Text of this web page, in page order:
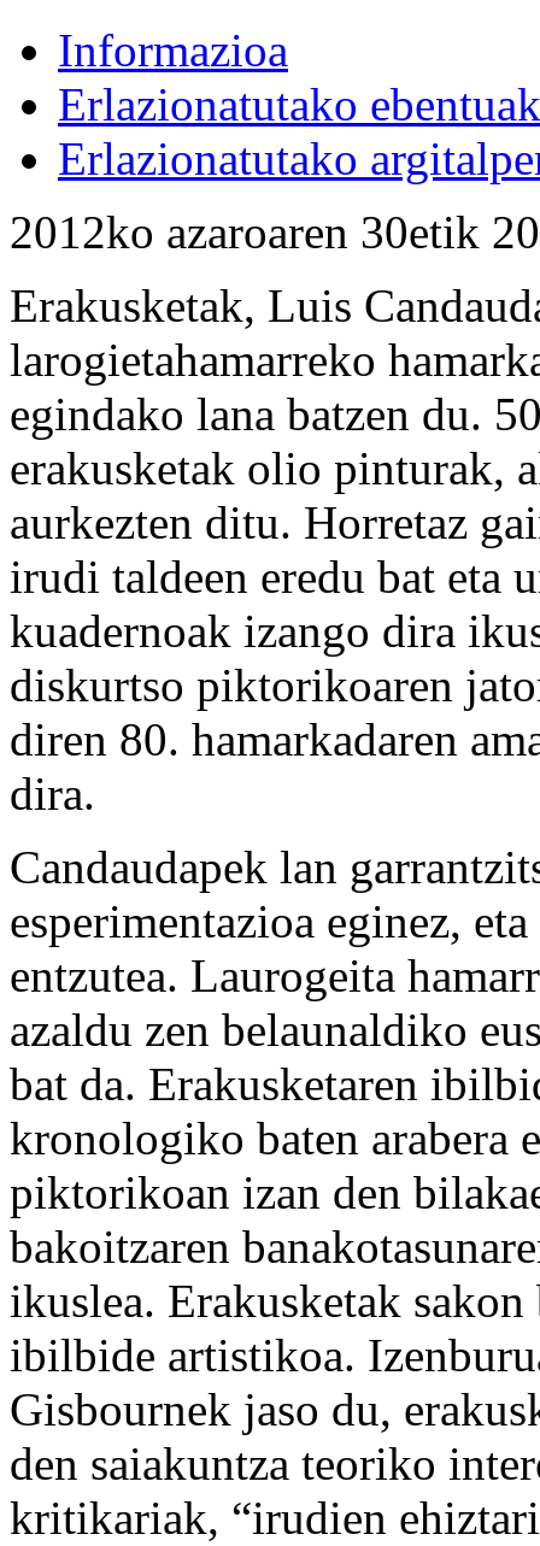
Informazioa
Erlazionatutako ebentuak
Erlazionatutako
2012ko azaroaren 30etik
Erakusketak, Luis
larogietahamarreko
egindako lana batzen du.
erakusketak olio pinturak,
aurkezten ditu. Horretaz
irudi taldeen eredu bat eta
kuadernoak izango dira
diskurtso piktorikoaren
diren 80. hamarkadaren
dira.
Candaudapek lan
esperimentazioa eginez,
entzutea. Laurogeita
azaldu zen belaunaldiko
bat da. Erakusketaren
kronologiko baten arabera
piktorikoan izan den
bakoitzaren
ikuslea. Erakusketak
ibilbide artistikoa.
Gisbournek jaso du,
den saiakuntza teoriko
kritikariak, “irudien